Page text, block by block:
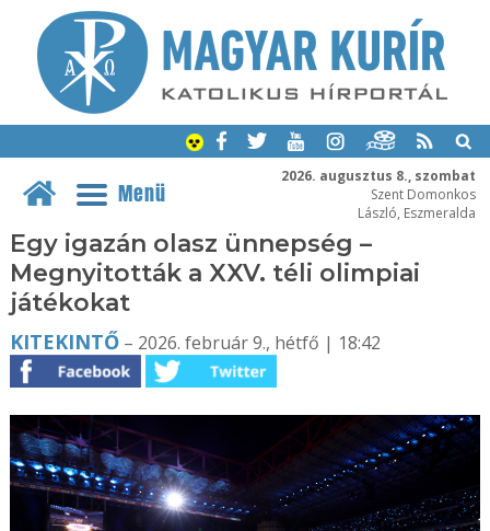
2026. augusztus 8., szombat
Szent Domonkos
László, Eszmeralda
Menü
Egy igazán olasz ünnepség –
Megnyitották a XXV. téli olimpiai
játékokat
KITEKINTŐ– 2026. február 9., hétfő | 18:42